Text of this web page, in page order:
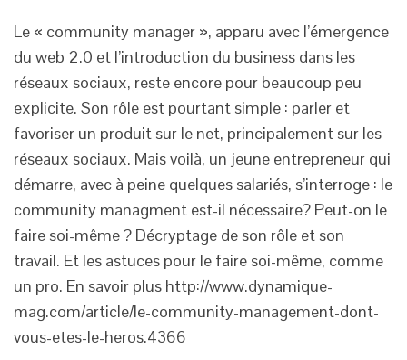
Le « community manager », apparu avec l’émergence
du web 2.0 et l’introduction du business dans les
réseaux sociaux, reste encore pour beaucoup peu
explicite. Son rôle est pourtant simple : parler et
favoriser un produit sur le net, principalement sur les
réseaux sociaux. Mais voilà, un jeune entrepreneur qui
démarre, avec à peine quelques salariés, s’interroge : le
community managment est-il nécessaire? Peut-on le
faire soi-même ? Décryptage de son rôle et son
travail. Et les astuces pour le faire soi-même, comme
un pro. En savoir plus http://www.dynamique-
mag.com/article/le-community-management-dont-
vous-etes-le-heros.4366